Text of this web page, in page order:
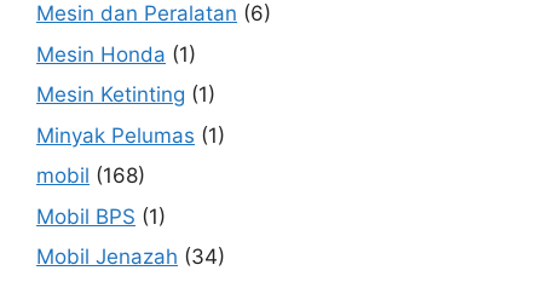
Mesin dan Peralatan (6)
Mesin Honda (1)
Mesin Ketinting (1)
Minyak Pelumas (1)
mobil (168)
Mobil BPS (1)
Mobil Jenazah (34)